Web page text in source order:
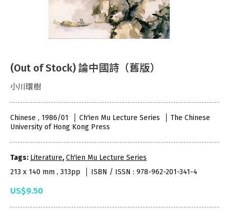
(Out of Stock) 論中國詩（舊版）
小川環樹
Chinese , 1986/01 Ch'ien Mu Lecture Series
The Chinese
University of Hong Kong Press
Tags: Literature,Ch'ien Mu Lecture Series
213 x 140 mm , 313pp
ISBN / ISSN : 978-962-201-341-4
US$9.50